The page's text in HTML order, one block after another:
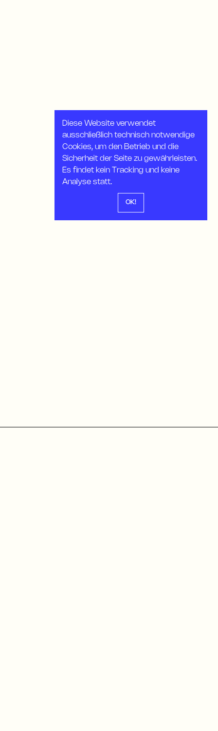
Diese Website verwendet
ausschließlich technisch notwendige
Cookies, um den Betrieb und die
Sicherheit der Seite zu gewährleisten.
Es findet kein Tracking und keine
Analyse statt.
OK!